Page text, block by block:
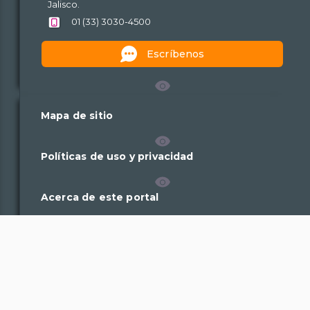
Jalisco.
01 (33) 3030-4500
Escríbenos
Mapa de sitio
Políticas de uso y privacidad
Acerca de este portal